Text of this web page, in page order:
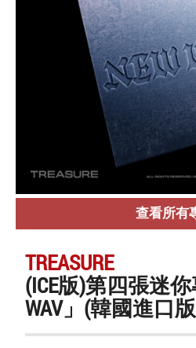
查看所有
TREASURE
(ICE版)第四張迷
WAV」(韓國進口